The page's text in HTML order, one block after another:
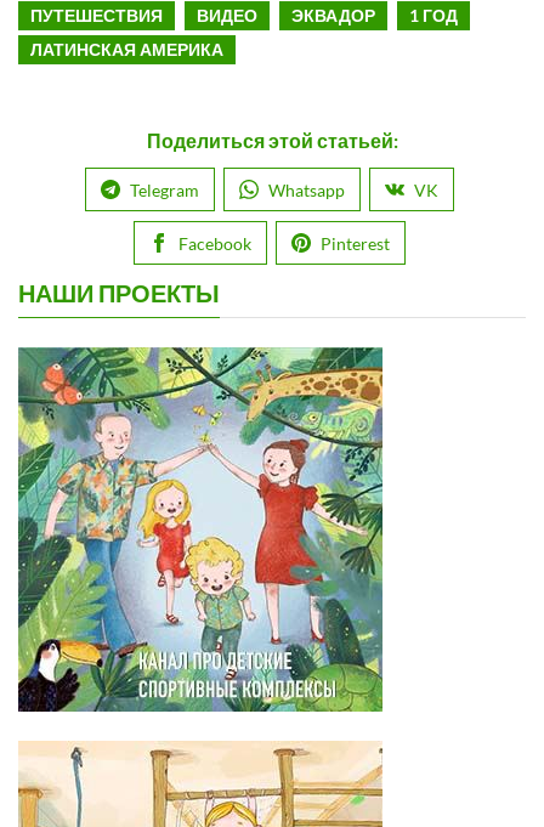
ПУТЕШЕСТВИЯ ВИДЕО ЭКВАДОР
1 ГОД
ЛАТИНСКАЯ АМЕРИКА
Поделиться этой статьей:
Telegram Whatsapp VK
Facebook Pinterest
НАШИ ПРОЕКТЫ